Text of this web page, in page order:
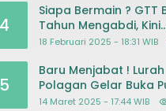
Kriminalisasi
Siapa Bermain ? GTT
Tahun Mengabdi, Kini
Dikeluarkan Sepihak
18 Februari 2025 - 18:31 WIB
Baru Menjabat ! Lurah
Polagan Gelar Buka
Bersama
14 Maret 2025 - 17:44 WIB